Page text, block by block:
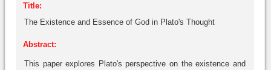
Title:
The Existence and Essence of God in Plato's Thought
Abstract:
This paper explores Plato's perspective on the existence and